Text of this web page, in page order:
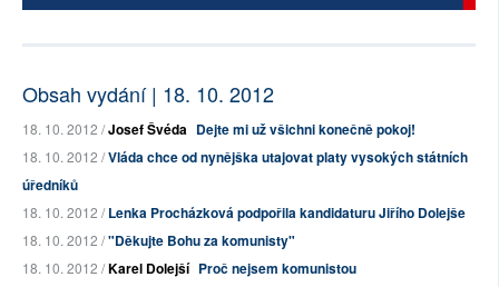
Obsah vydání | 18. 10. 2012
18. 10. 2012 /Josef Švéda Dejte mi už všichni konečně pokoj!
18. 10. 2012 /Vláda chce od nynějška utajovat platy vysokých státních
úředníků
18. 10. 2012 /Lenka Procházková podpořila kandidaturu Jiřího Dolejše
18. 10. 2012 /"Děkujte Bohu za komunisty"
18. 10. 2012 /Karel Dolejší Proč nejsem komunistou